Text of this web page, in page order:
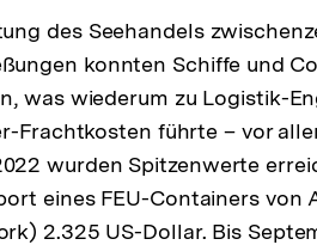
des Seehandels
konnten Schiffe und
was wiederum zu Logistik-
Frachtkosten führte – vor
wurden Spitzenwerte
eines FEU-Containers von
2.325 US-Dollar. Bis